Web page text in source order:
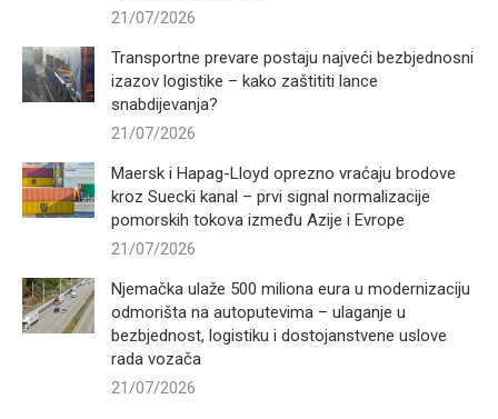
21/07/2026
Transportne prevare postaju najveći bezbjednosni
izazov logistike – kako zaštititi lance
snabdijevanja?
21/07/2026
Maersk i Hapag-Lloyd oprezno vraćaju brodove
kroz Suecki kanal – prvi signal normalizacije
pomorskih tokova između Azije i Evrope
21/07/2026
Njemačka ulaže 500 miliona eura u modernizaciju
odmorišta na autoputevima – ulaganje u
bezbjednost, logistiku i dostojanstvene uslove
rada vozača
21/07/2026